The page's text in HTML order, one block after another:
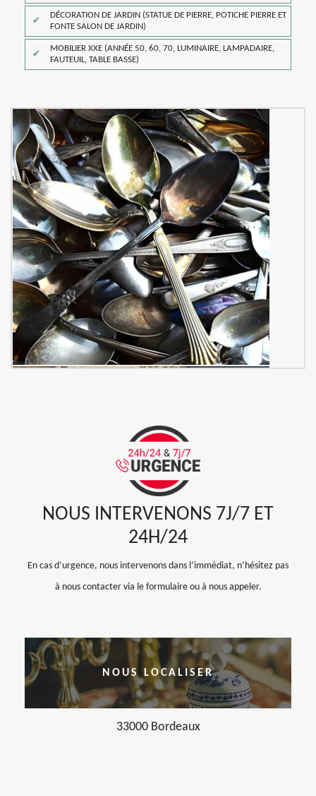
DÉCORATION DE JARDIN (STATUE DE PIERRE, POTICHE PIERRE ET
FONTE SALON DE JARDIN)
MOBILIER XXE (ANNÉE 50, 60, 70, LUMINAIRE, LAMPADAIRE,
FAUTEUIL, TABLE BASSE)
NOUS INTERVENONS 7J/7 ET
24H/24
En cas d’urgence, nous intervenons dans l’immédiat, n’hésitez pas
à nous contacter via le formulaire ou à nous appeler.
NOUS LOCALISER
33000 Bordeaux